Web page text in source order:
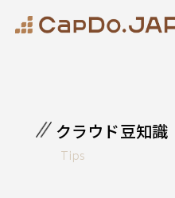
クラウド豆知識
Tips